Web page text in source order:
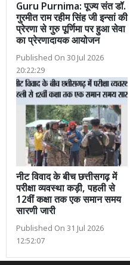
Guru Purnima: पूज्य संत डॉ.
गुरमीत राम रहीम सिंह जी इन्सां की
प्रेरणा से गुरु पूर्णिमा पर हुआ सेवा
का प्रेरणादायक आयोजन
Published On 30 Jul 2026
20:22:29
नीट विवाद के बीच छत्तीसगढ़ में
परीक्षा व्यवस्था कड़ी, पहली से
12वीं कक्षा तक एक समान समय
सारणी जारी
Published On 31 Jul 2026
12:52:07